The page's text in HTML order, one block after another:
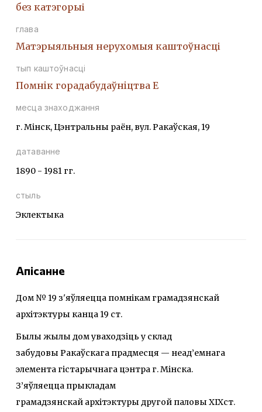
без катэгорыі
глава
Матэрыяльныя нерухомыя каштоўнасці
тып каштоўнасці
Помнiк горадабудаўнiцтва Е
месца знаходжання
г. Мінск, Цэнтральны раён, вул. Ракаўская, 19
датаванне
1890 - 1981 гг.
стыль
Эклектыка
Апісанне
Дом № 19 з'яўляецца помнікам грамадзянскай
архітэктуры канца 19 ст.
Былы жылы дом уваходзіць у склад
забудовы Ракаўскага прадмесця — неад’емнага
элемента гістарычнага цэнтра г. Мінска.
З’яўляецца прыкладам
грамадзянскай архітэктуры другой паловы XIXст.